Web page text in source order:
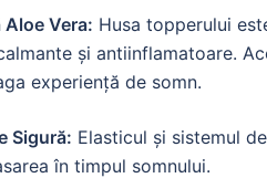
Aloe Vera: Husa topperului
și antiinflamatoare.
experiență de somn.
Sigură: Elasticul și sistemul
în timpul somnului.